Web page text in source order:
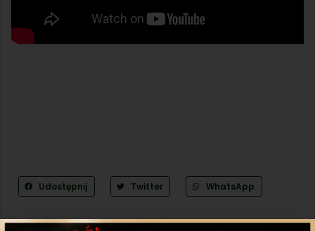
Udostępnij Twitter WhatsApp